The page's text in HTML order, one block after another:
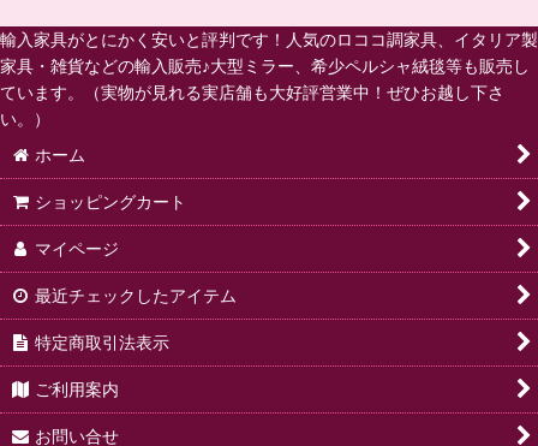
絞り込む
輸入家具がとにかく安いと評判です！人気のロココ調家具、イタリア製
家具・雑貨などの輸入販売♪大型ミラー、希少ペルシャ絨毯等も販売し
ています。（実物が見れる実店舗も大好評営業中！ぜひお越し下さ
い。）
ホーム
ショッピングカート
マイページ
最近チェックしたアイテム
特定商取引法表示
ご利用案内
お問い合せ